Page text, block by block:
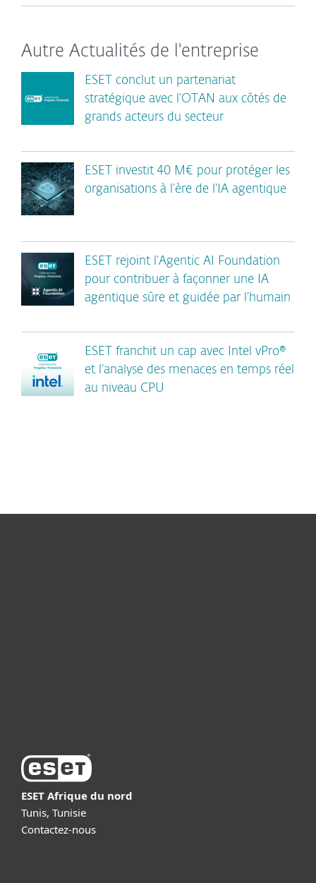
Autre Actualités de l'entreprise
ESET conclut un partenariat
stratégique avec l’OTAN aux côtés de
grands acteurs du secteur
ESET investit 40 M€ pour protéger les
organisations à l’ère de l’IA agentique
ESET rejoint l’Agentic AI Foundation
pour contribuer à façonner une IA
agentique sûre et guidée par l’humain
ESET franchit un cap avec Intel vPro®
et l’analyse des menaces en temps réel
au niveau CPU
ESET Afrique du nord
Tunis, Tunisie
Contactez-nous